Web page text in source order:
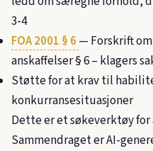
3-4
FOA 2001 § 6 — Forskrift
anskaffelser § 6 – klagers
Støtte for at krav til
konkurransesituasjoner
Dette er et søkeverktøy for
Sammendraget er AI-